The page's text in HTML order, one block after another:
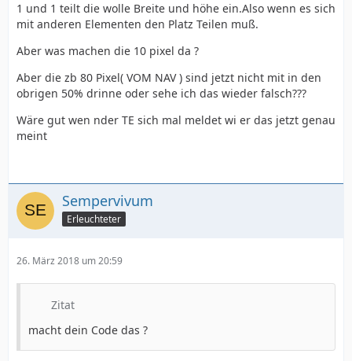
1 und 1 teilt die wolle Breite und höhe ein.Also wenn es sich
mit anderen Elementen den Platz Teilen muß.
Aber was machen die 10 pixel da ?
Aber die zb 80 Pixel( VOM NAV ) sind jetzt nicht mit in den
obrigen 50% drinne oder sehe ich das wieder falsch???
Wäre gut wen nder TE sich mal meldet wi er das jetzt genau
meint
Sempervivum
Erleuchteter
26. März 2018 um 20:59
Zitat
macht dein Code das ?